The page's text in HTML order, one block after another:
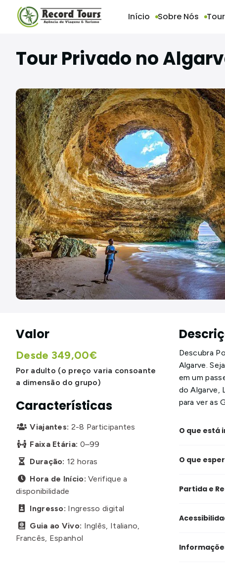
Início Sobre Nós
Tour Privado no
Valor
Desde 349,00€
Por adulto (o preço varia consoante
a dimensão do grupo)
Características
 Viajantes: 2-8 Participantes
 Faixa Etária: 0–99
 Duração: 12 horas
 Hora de Início:Verifique a
disponibilidade
 Ingresso: Ingresso digital
 Guia ao Vivo: Inglês, Italiano,
Francês, Espanhol
Descubra
Algarve.
em um
do Algarve,
para ver as
O que está
O que
Partida e